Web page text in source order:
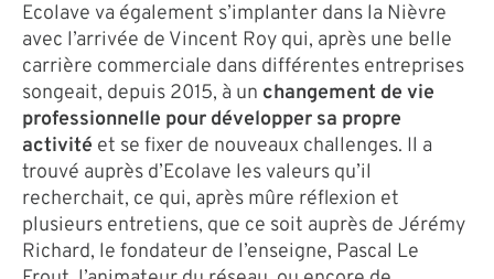
Ecolave va également s’implanter dans la Nièvre
avec l’arrivée de Vincent Roy qui, après une belle
carrière commerciale dans différentes entreprises
songeait, depuis 2015, à un changement de vie
professionnelle pour développer sa propre
activité et se fixer de nouveaux challenges. Il a
trouvé auprès d’Ecolave les valeurs qu’il
recherchait, ce qui, après mûre réflexion et
plusieurs entretiens, que ce soit auprès de Jérémy
Richard, le fondateur de l’enseigne, Pascal Le